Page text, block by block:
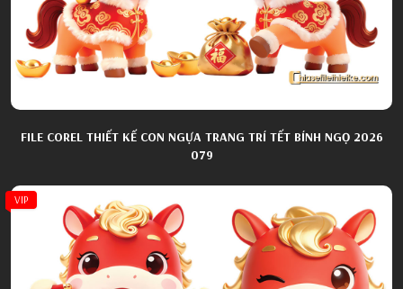
FILE COREL THIẾT KẾ CON NGỰA TRANG TRÍ TẾT BÍNH NGỌ 2026
079
VIP